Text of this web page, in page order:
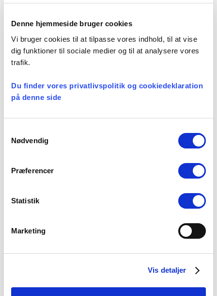
Denne hjemmeside bruger cookies
Vi bruger cookies til at tilpasse vores indhold, til at vise
dig funktioner til sociale medier og til at analysere vores
trafik.
Du finder vores privatlivspolitik og cookiedeklaration
på denne side
Nødvendig
Præferencer
Statistik
Marketing
Vis detaljer
Et lille fald i ansøgere til
teologistudiet. Det skriver Kirke.dk, som